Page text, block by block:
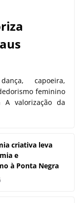
capoeira,
feminino
A valorização da
criativa leva
e
à Ponta Negra